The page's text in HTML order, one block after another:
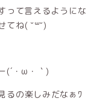
って言えるようにな
てね( ˘꒳˘)
(´・ω・｀)
るの楽しみだなぁﾜ